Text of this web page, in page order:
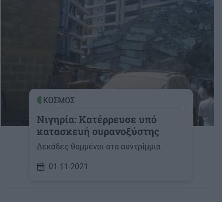
ΚΟΣΜΟΣ
Νιγηρία: Κατέρρευσε υπό
κατασκευή ουρανοξύστης
Δεκάδες θαμμένοι στα συντρίμμια
01-11-2021